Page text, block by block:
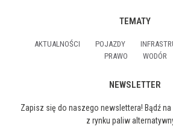
TEMATY
AKTUALNOŚCI POJAZDY
PRAWO
WODÓR
NEWSLETTER
Zapisz się do naszego newslettera! Bądź
z rynku paliw